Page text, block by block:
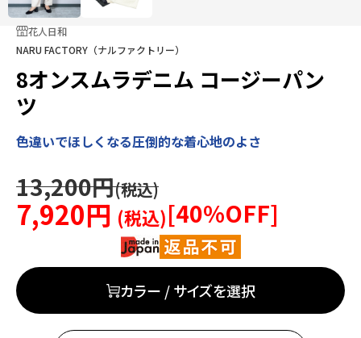
花人日和
NARU FACTORY（ナルファクトリー）
8オンスムラデニム コージーパン
ツ
色違いでほしくなる圧倒的な着心地のよさ
13,200円
7,920円 [40%OFF]
カラー / サイズを選択